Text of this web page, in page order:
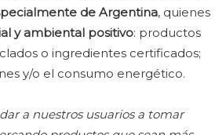
de Argentina, quienes
y ambiental positivo: productos
o ingredientes certificados;
y/o el consumo energético.
a nuestros usuarios a tomar